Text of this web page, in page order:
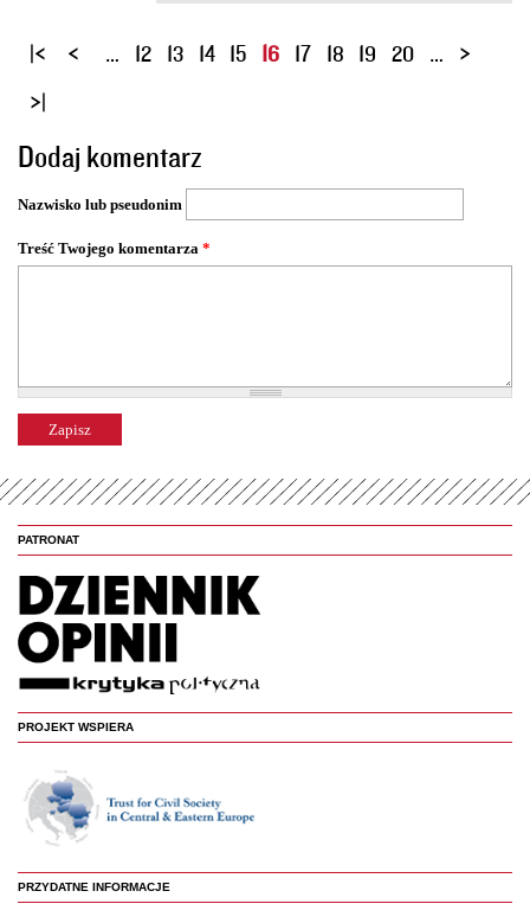
S
o
n
y
… 12 13 14 15 16 17 18 19 20 …
Dodaj komentarz
Nazwisko lub pseudonim
Treść Twojego komentarza *
PATRONAT
PROJEKT WSPIERA
PRZYDATNE INFORMACJE